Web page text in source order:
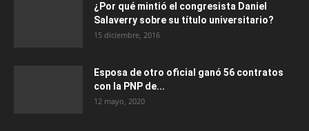
¿Por qué mintió el congresista Daniel
Salaverry sobre su título universitario?
15 diciembre, 2016
Esposa de otro oficial ganó 56 contratos
con la PNP de...
12 mayo, 2020